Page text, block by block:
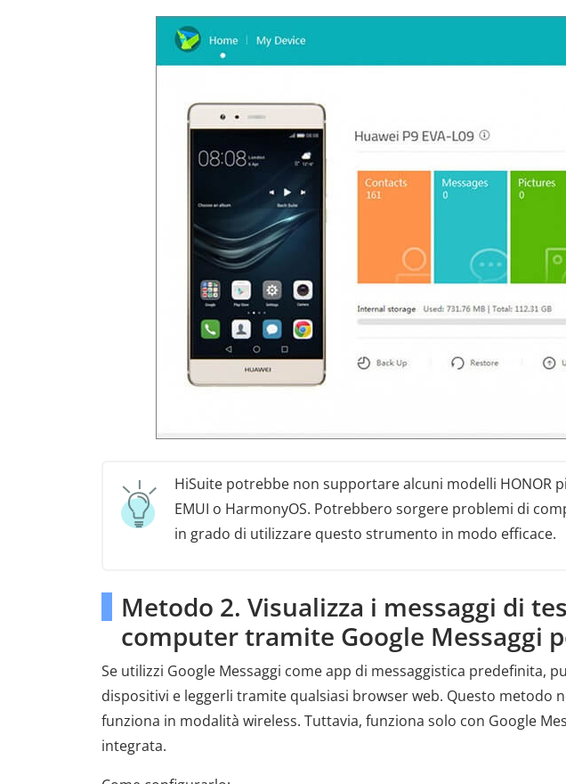
HiSuite potrebbe non supportare alcuni modelli HONOR
EMUI o HarmonyOS. Potrebbero sorgere problemi di
in grado di utilizzare questo strumento in modo efficace.
Metodo 2. Visualizza i messaggi di
computer tramite Google Messaggi
Se utilizzi Google Messaggi come app di messaggistica predefinita,
dispositivi e leggerli tramite qualsiasi browser web. Questo metodo
funziona in modalità wireless. Tuttavia, funziona solo con Google
integrata.